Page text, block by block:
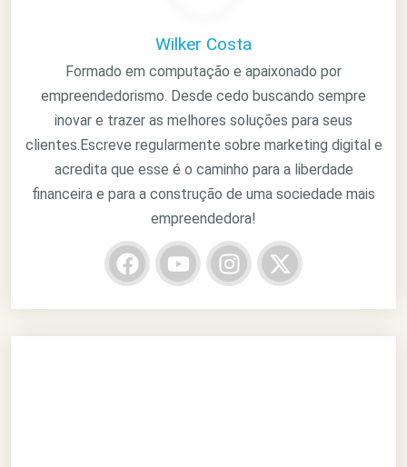
Wilker Costa
Formado em computação e apaixonado por
empreendedorismo. Desde cedo buscando sempre
inovar e trazer as melhores soluções para seus
clientes.Escreve regularmente sobre marketing digital e
acredita que esse é o caminho para a liberdade
financeira e para a construção de uma sociedade mais
empreendedora!